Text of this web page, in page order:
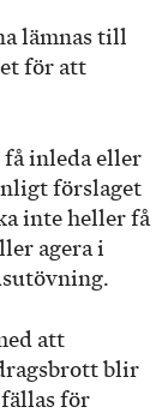
lämnas till
för att
inleda eller
förslaget
inte heller få
agera i
att
blir
för